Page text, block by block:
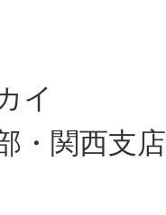
イ
・関西支店